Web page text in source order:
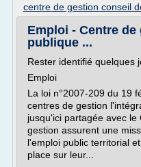
centre de gestion conseil
Emploi - Centre
publique ...
Rester identifié quelques
Emploi
La loi n°2007-209 du 19
centres de gestion
jusqu'ici partagée avec le
gestion assurent une
l'emploi public territorial
place sur leur...